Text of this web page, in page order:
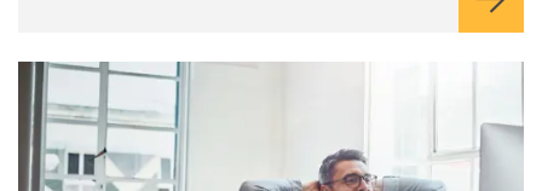
Scopri di più Apertura di credito